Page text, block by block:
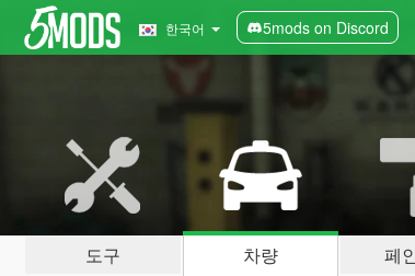
한국어 5mods on Discord
도구 차량 페